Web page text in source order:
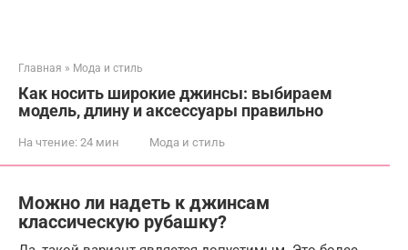
Главная » Мода и стиль
Как носить широкие джинсы: выбираем
модель, длину и аксессуары правильно
На чтение: 24 мин Мода и стиль
Можно ли надеть к джинсам
классическую рубашку?